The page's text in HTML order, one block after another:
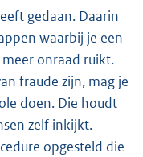
gedaan. Daarin
waarbij je een
meer onraad ruikt.
fraude zijn, mag je
doen. Die houdt
zelf inkijkt.
opgesteld die